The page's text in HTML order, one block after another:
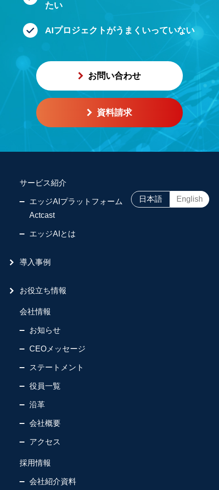
たい
AIプロジェクトがうまくいっていない
お問い合わせ
資料請求
サービス紹介
エッジAIプラットフォーム
Actcast
エッジAIとは
導入事例
お役立ち情報
会社情報
お知らせ
CEOメッセージ
ステートメント
役員一覧
沿革
会社概要
アクセス
採用情報
会社紹介資料
日本語 English